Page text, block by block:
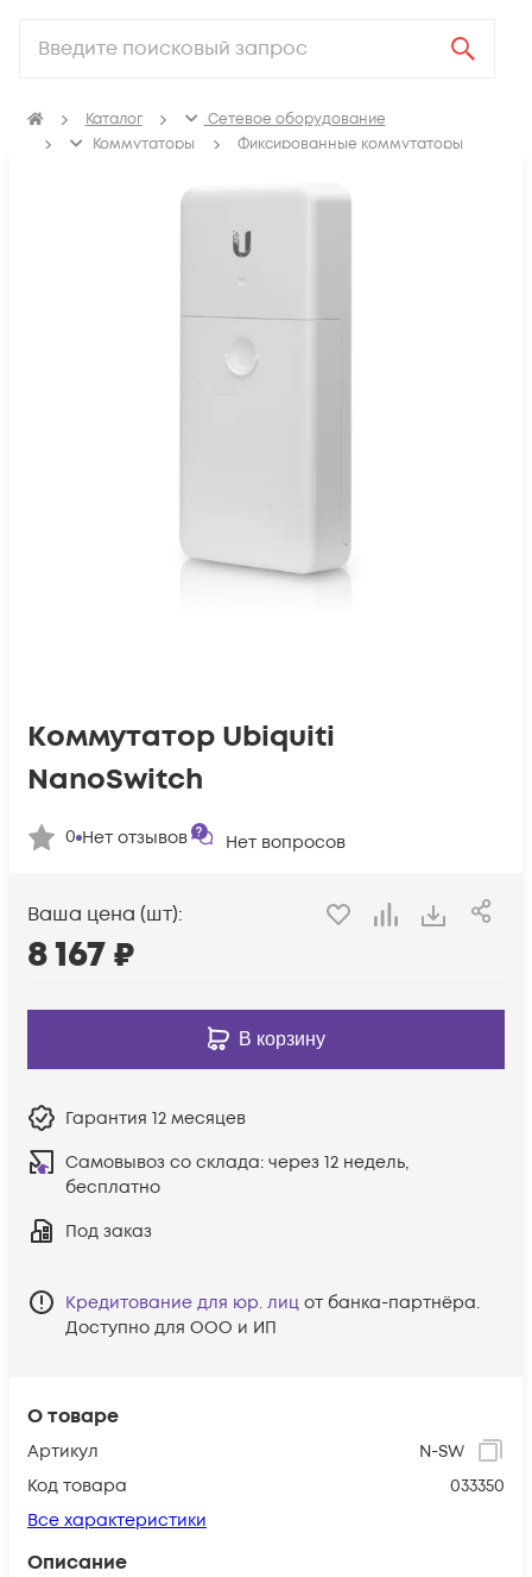
Каталог
Сетевое оборудование
Коммутаторы
Фиксированные коммутаторы
О товаре
Артикул
N-SW
Код товара
033350
Все характеристики
Описание
Коммутатор Ubiquiti
NanoSwitch
0 Нет отзывов Нет вопросов
Ваша цена (шт):
8 167₽
В корзину
Гарантия 12 месяцев
Самовывоз со склада: через 12 недель,
бесплатно
Под заказ
Кредитование для юр. лиц от банка-партнёра.
Доступно для ООО и ИП